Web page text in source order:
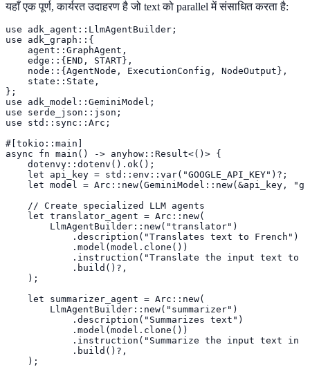
यहाँ एक पूर्ण, कार्यरत उदाहरण है जो text को parallel में संसाधित करता है:
use adk_agent::LlmAgentBuilder;
use adk_graph::{
    agent::GraphAgent,
    edge::{END, START},
    node::{AgentNode, ExecutionConfig, NodeOutput},
    state::State,
};
use adk_model::GeminiModel;
use serde_json::json;
use std::sync::Arc;
#[tokio::main]
async fn main() -> anyhow::Result<()> {
    dotenvy::dotenv().ok();
    let api_key = std::env::var("GOOGLE_API_KEY")?;
let model = Arc::new(GeminiModel::new(&api_key,
    // Create specialized LLM agents
    let translator_agent = Arc::new(
        LlmAgentBuilder::new("translator")
            .description("Translates text to French")
            .model(model.clone())
.instruction("Translate the input text to
            .build()?,
    );
    let summarizer_agent = Arc::new(
        LlmAgentBuilder::new("summarizer")
            .description("Summarizes text")
            .model(model.clone())
.instruction("Summarize the input text in
            .build()?,
    );